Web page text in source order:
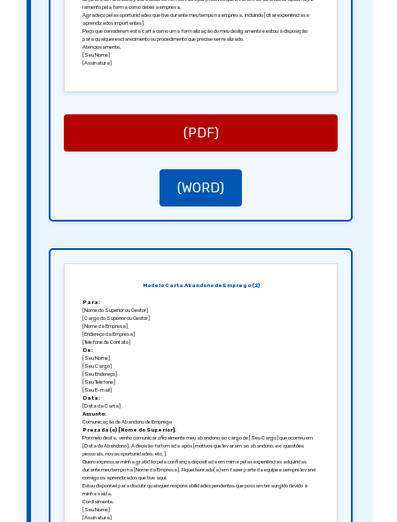
lamento pela forma como deixei a empresa.
Agradeço pelas oportunidades que tive durante meu tempo na empresa, incluindo [citar experiências e
aprendizados importantes].
Peço que considerem esta carta como uma formalização do meu desligamento e estou à disposição
para qualquer esclarecimento ou procedimento que precise ser realizado.
Atenciosamente,
[Seu Nome]
[Assinatura]
(PDF)
(WORD)
Modelo Carta Abandono de Emprego (2)
Para:
[Nome do Superior ou Gestor]
[Cargo do Superior ou Gestor]
[Nome da Empresa]
[Endereço da Empresa]
[Telefone de Contato]
De:
[Seu Nome]
[Seu Cargo]
[Seu Endereço]
[Seu Telefone]
[Seu E-mail]
Data:
[Data da Carta]
Assunto:
Comunicação de Abandono de Emprego
Prezada(o) [Nome do Superior],
Por meio desta, venho comunicar oficialmente meu abandono ao cargo de [Seu Cargo] que ocorreu em
[Data do Abandono]. A decisão foi tomada após [motivos que levaram ao abandono, ex: questões
pessoais, novas oportunidades, etc.].
Quero expressar minha gratidão pela confiança depositada em mim e pelas experiências adquiridas
durante meu tempo na [Nome da Empresa]. Fiquei honrado(a) em fazer parte da equipe e sempre levarei
comigo os aprendizados que tive aqui.
Estou disponível para discutir quaisquer responsabilidades pendentes que possam ter surgido devido à
minha saída.
Cordialmente,
[Seu Nome]
[Assinatura]